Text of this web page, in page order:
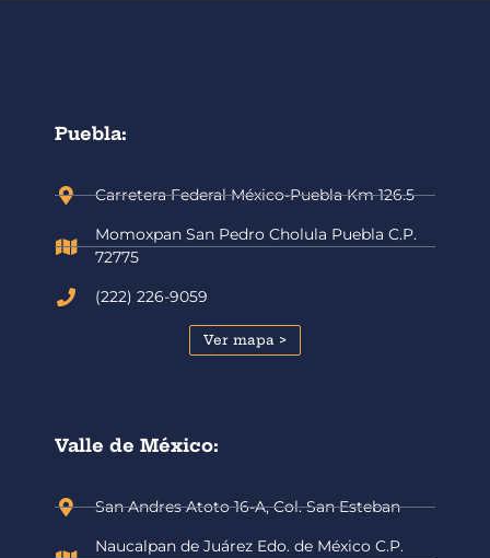
Puebla:
Carretera Federal México-Puebla Km 126.5
Momoxpan San Pedro Cholula Puebla C.P.
72775
(222) 226-9059
Ver mapa >
Valle de México:
San Andres Atoto 16-A, Col. San Esteban
Naucalpan de Juárez Edo. de México C.P.